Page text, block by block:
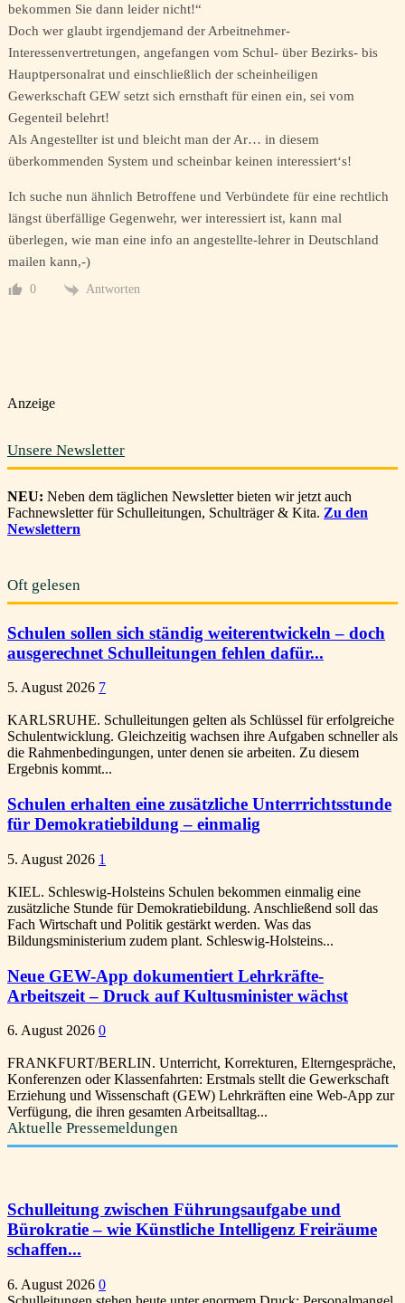
bekommen Sie dann leider nicht!“
Doch wer glaubt irgendjemand der Arbeitnehmer-
Interessenvertretungen, angefangen vom Schul- über Bezirks- bis
Hauptpersonalrat und einschließlich der scheinheiligen
Gewerkschaft GEW setzt sich ernsthaft für einen ein, sei vom
Gegenteil belehrt!
Als Angestellter ist und bleicht man der Ar… in diesem
überkommenden System und scheinbar keinen interessiert‘s!
Ich suche nun ähnlich Betroffene und Verbündete für eine rechtlich
längst überfällige Gegenwehr, wer interessiert ist, kann mal
überlegen, wie man eine info an angestellte-lehrer in Deutschland
mailen kann,-)
0 Antworten
Anzeige
Unsere Newsletter
NEU: Neben dem täglichen Newsletter bieten wir jetzt auch
Fachnewsletter für Schulleitungen, Schulträger & Kita. Zu den
Newslettern
Oft gelesen
Schulen sollen sich ständig weiterentwickeln – doch
ausgerechnet Schulleitungen fehlen dafür...
5. August 2026 7
KARLSRUHE. Schulleitungen gelten als Schlüssel für erfolgreiche
Schulentwicklung. Gleichzeitig wachsen ihre Aufgaben schneller als
die Rahmenbedingungen, unter denen sie arbeiten. Zu diesem
Ergebnis kommt...
Schulen erhalten eine zusätzliche Unterrrichtsstunde
für Demokratiebildung – einmalig
5. August 2026 1
KIEL. Schleswig-Holsteins Schulen bekommen einmalig eine
zusätzliche Stunde für Demokratiebildung. Anschließend soll das
Fach Wirtschaft und Politik gestärkt werden. Was das
Bildungsministerium zudem plant. Schleswig-Holsteins...
Neue GEW-App dokumentiert Lehrkräfte-
Arbeitszeit – Druck auf Kultusminister wächst
6. August 2026 0
FRANKFURT/BERLIN. Unterricht, Korrekturen, Elterngespräche,
Konferenzen oder Klassenfahrten: Erstmals stellt die Gewerkschaft
Erziehung und Wissenschaft (GEW) Lehrkräften eine Web-App zur
Verfügung, die ihren gesamten Arbeitsalltag...
Aktuelle Pressemeldungen
Schulleitung zwischen Führungsaufgabe und
Bürokratie – wie Künstliche Intelligenz Freiräume
schaffen...
6. August 2026 0